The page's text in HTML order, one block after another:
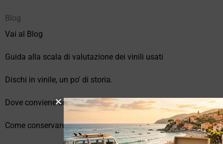
Blog
Vai al Blog
Guida alla scala di valutazione dei vinili usati
Dischi in vinile, un po’ di storia.
Dove conviene comprare vinili online?
Come conservare correttamente i vinili usati